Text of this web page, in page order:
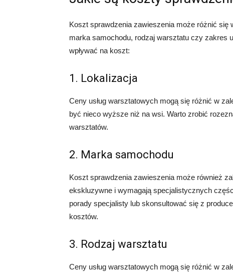
Koszt sprawdzenia zawieszenia może różnić
marka samochodu, rodzaj warsztatu czy zakres
wpływać na koszt:
1. Lokalizacja
Ceny usług warsztatowych mogą się różnić w
być nieco wyższe niż na wsi. Warto zrobić
warsztatów.
2. Marka samochodu
Koszt sprawdzenia zawieszenia może również
ekskluzywne i wymagają specjalistycznych
porady specjalisty lub skonsultować się z
kosztów.
3. Rodzaj warsztatu
Ceny usług warsztatowych mogą się różnić w